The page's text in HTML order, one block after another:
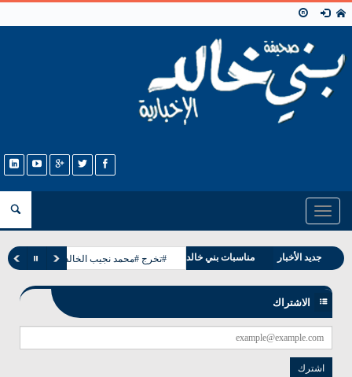
Toggle
navigation
جديد الأخبار مناسبات بني خالد #تخرج #محمد نجيب الخالدي
الاشتراك